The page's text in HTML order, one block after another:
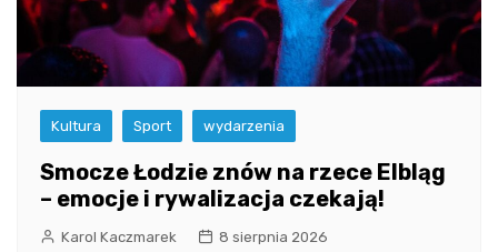
Kultura Sport wydarzenia
Smocze Łodzie znów na rzece Elbląg
– emocje i rywalizacja czekają!
Karol Kaczmarek 8 sierpnia 2026